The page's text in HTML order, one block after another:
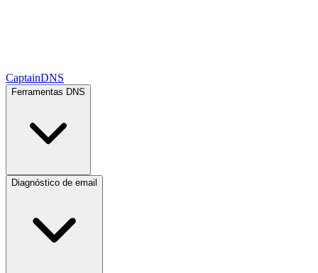
CaptainDNS
Ferramentas DNS
Diagnóstico de email